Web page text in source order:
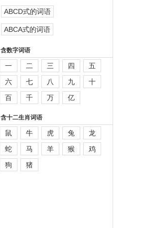
ABCD式的词语
ABCA式的词语
含数字词语
一 二 三 四
五
六
七 八 九
十
百
千 万 亿
含十二生肖词语
鼠 牛 虎 兔
龙
蛇
马 羊 猴
鸡
狗
猪